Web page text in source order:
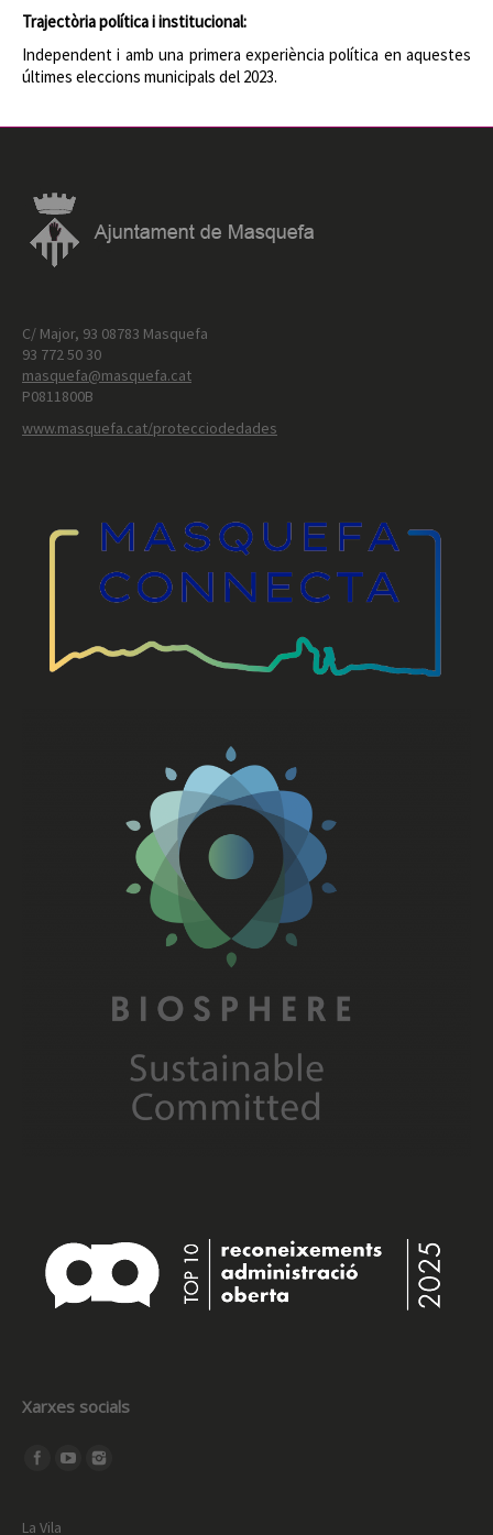
Trajectòria política i institucional:
Independent i amb una primera experiència política en aquestes
últimes eleccions municipals del 2023.
C/ Major, 93 08783 Masquefa
93 772 50 30
masquefa@masquefa.cat
P0811800B
www.masquefa.cat/protecciodedades
Xarxes socials
Find us on:
La Vila